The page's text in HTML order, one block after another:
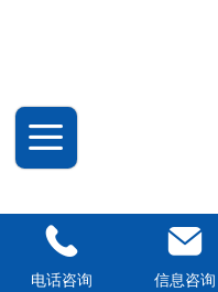
电话咨询 信息咨询